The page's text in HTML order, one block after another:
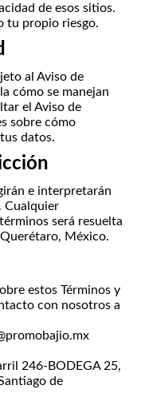
de esos sitios.
tu propio riesgo.
al Aviso de
cómo se manejan
el Aviso de
sobre cómo
datos.
e interpretarán
Cualquier
será resuelta
México.
estos Términos y
con nosotros a
246-BODEGA 25,
de